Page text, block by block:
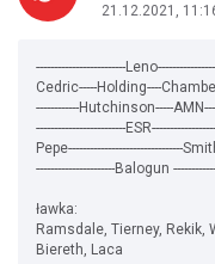
21.12.2021,
-------------------------
Cedric-----Holding----
------------Hutchinson-----
-------------------------
Pepe--------------------------------
----------------------Balogun
ławka:
Ramsdale, Tierney, Rekik,
Biereth, Laca